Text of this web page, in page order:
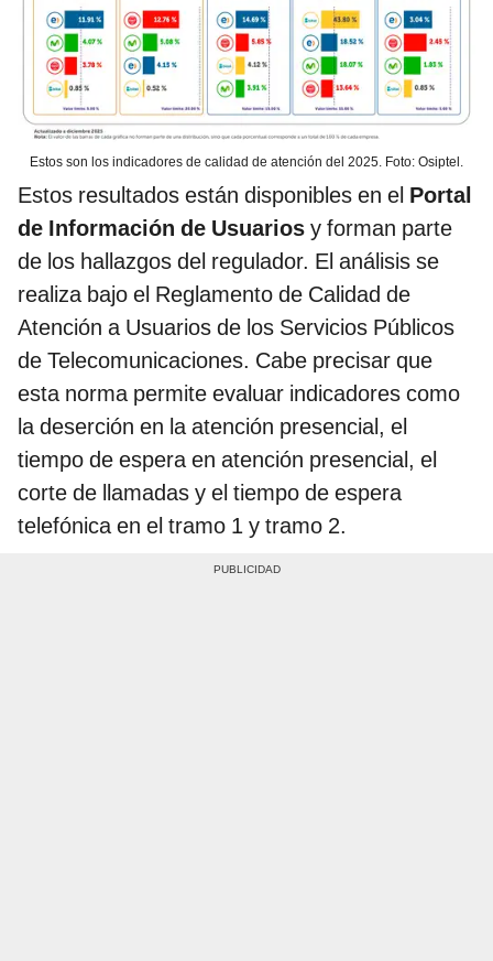
Estos son los indicadores de calidad de atención del 2025. Foto: Osiptel.
Estos resultados están disponibles en el Portal
de Información de Usuarios y forman parte
de los hallazgos del regulador. El análisis se
realiza bajo el Reglamento de Calidad de
Atención a Usuarios de los Servicios Públicos
de Telecomunicaciones. Cabe precisar que
esta norma permite evaluar indicadores como
la deserción en la atención presencial, el
tiempo de espera en atención presencial, el
corte de llamadas y el tiempo de espera
telefónica en el tramo 1 y tramo 2.